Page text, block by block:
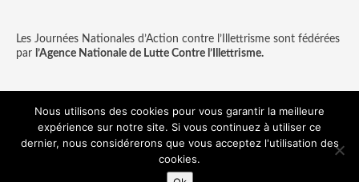
Les Journées Nationales d’Action contre l’Illettrisme sont fédérées
par l’Agence Nationale de Lutte Contre l’Illettrisme.
Contact
Mentions légales
© copyright ANLCI 2018
Nous utilisons des cookies pour vous garantir la meilleure
expérience sur notre site. Si vous continuez à utiliser ce
dernier, nous considérerons que vous acceptez l'utilisation des
cookies.